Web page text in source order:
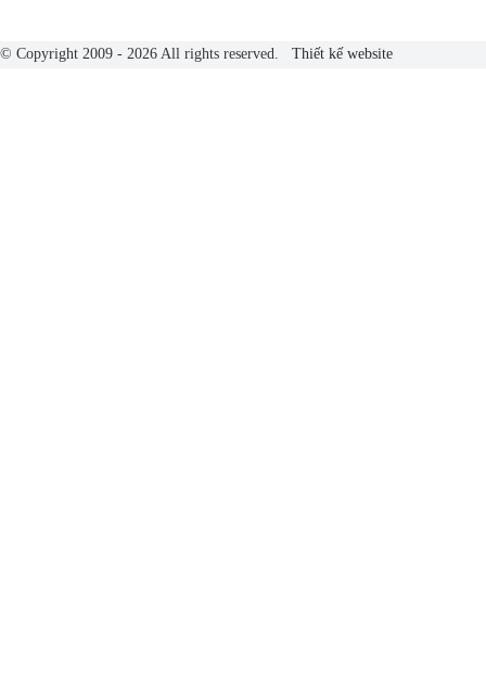
© Copyright 2009 - 2026 All rights reserved. Thiết kế website